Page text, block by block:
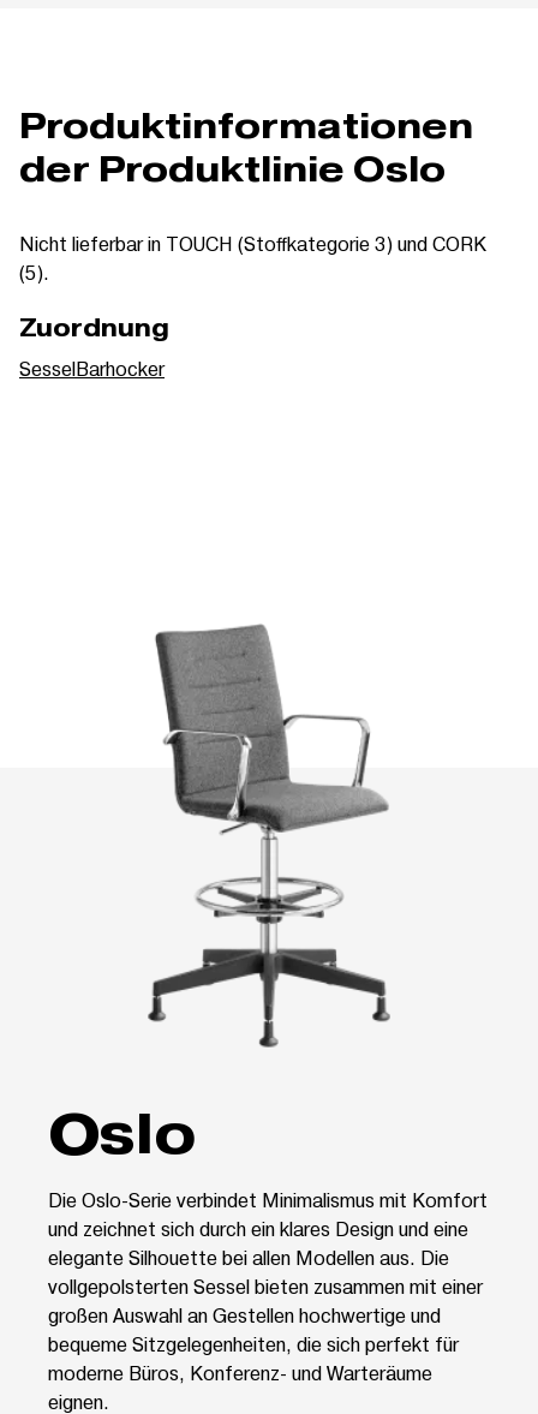
Produktinformationen
der Produktlinie Oslo
Nicht lieferbar in TOUCH (Stoffkategorie 3) und CORK
(5).
Zuordnung
SesselBarhocker
Oslo
Die Oslo-Serie verbindet Minimalismus mit Komfort
und zeichnet sich durch ein klares Design und eine
elegante Silhouette bei allen Modellen aus. Die
vollgepolsterten Sessel bieten zusammen mit einer
großen Auswahl an Gestellen hochwertige und
bequeme Sitzgelegenheiten, die sich perfekt für
moderne Büros, Konferenz- und Warteräume
eignen.